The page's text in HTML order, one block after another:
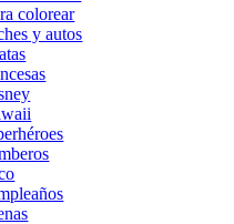
colorear
y autos